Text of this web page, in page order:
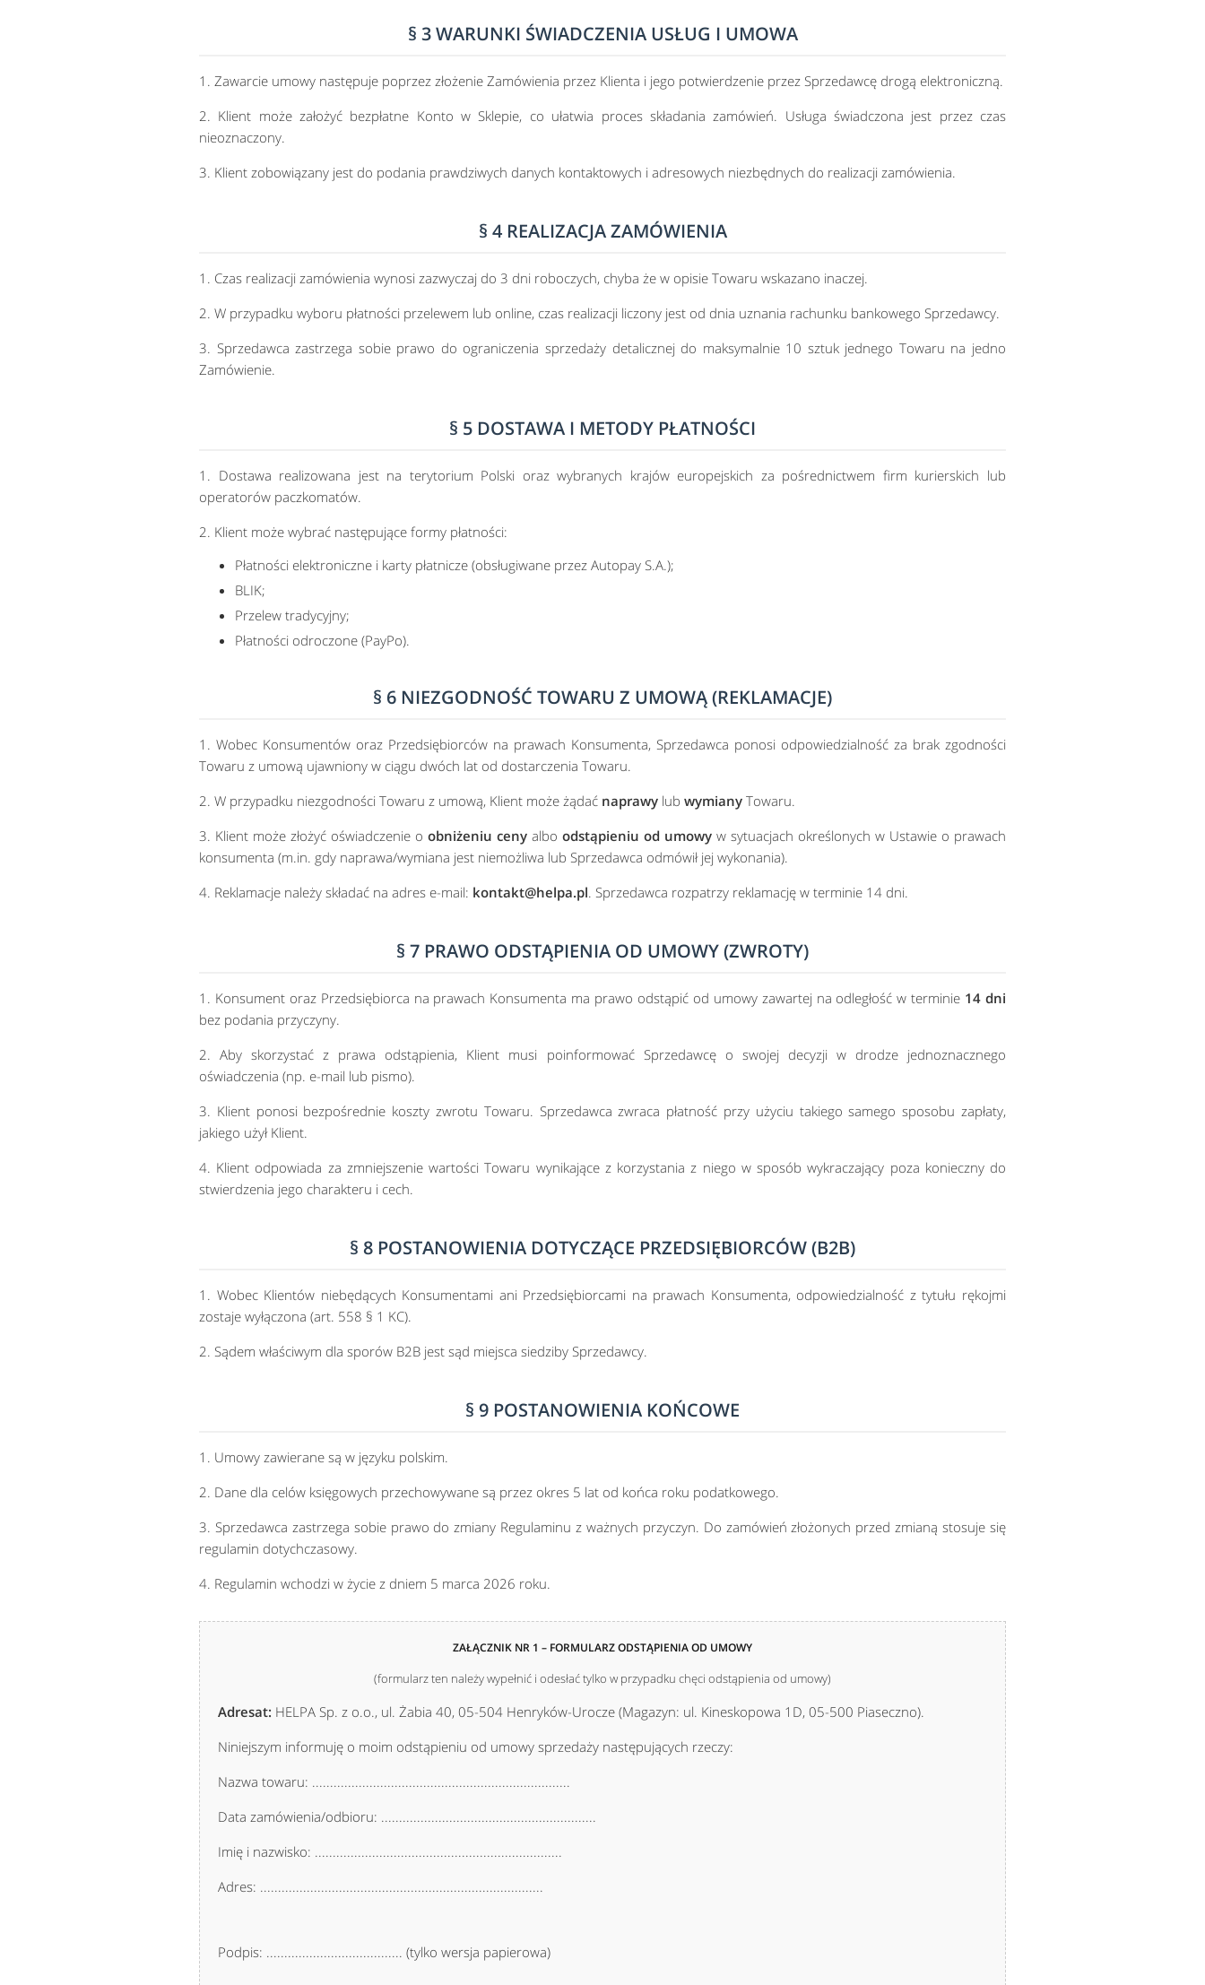
§ 3 WARUNKI ŚWIADCZENIA USŁUG I UMOWA
1. Zawarcie umowy następuje poprzez złożenie Zamówienia przez Klienta i jego potwierdzenie przez Sprzedawcę drogą elektroniczną.
2. Klient może założyć bezpłatne Konto w Sklepie, co ułatwia proces składania zamówień. Usługa świadczona jest przez czas
nieoznaczony.
3. Klient zobowiązany jest do podania prawdziwych danych kontaktowych i adresowych niezbędnych do realizacji zamówienia.
§ 4 REALIZACJA ZAMÓWIENIA
1. Czas realizacji zamówienia wynosi zazwyczaj do 3 dni roboczych, chyba że w opisie Towaru wskazano inaczej.
2. W przypadku wyboru płatności przelewem lub online, czas realizacji liczony jest od dnia uznania rachunku bankowego Sprzedawcy.
3. Sprzedawca zastrzega sobie prawo do ograniczenia sprzedaży detalicznej do maksymalnie 10 sztuk jednego Towaru na jedno
Zamówienie.
§ 5 DOSTAWA I METODY PŁATNOŚCI
1. Dostawa realizowana jest na terytorium Polski oraz wybranych krajów europejskich za pośrednictwem firm kurierskich lub
operatorów paczkomatów.
2. Klient może wybrać następujące formy płatności:
Płatności elektroniczne i karty płatnicze (obsługiwane przez Autopay S.A.);
BLIK;
Przelew tradycyjny;
Płatności odroczone (PayPo).
§ 6 NIEZGODNOŚĆ TOWARU Z UMOWĄ (REKLAMACJE)
1. Wobec Konsumentów oraz Przedsiębiorców na prawach Konsumenta, Sprzedawca ponosi odpowiedzialność za brak zgodności
Towaru z umową ujawniony w ciągu dwóch lat od dostarczenia Towaru.
2. W przypadku niezgodności Towaru z umową, Klient może żądać naprawy lub wymiany Towaru.
3. Klient może złożyć oświadczenie o obniżeniu ceny albo odstąpieniu od umowy w sytuacjach określonych w Ustawie o prawach
konsumenta (m.in. gdy naprawa/wymiana jest niemożliwa lub Sprzedawca odmówił jej wykonania).
4. Reklamacje należy składać na adres e-mail: kontakt@helpa.pl. Sprzedawca rozpatrzy reklamację w terminie 14 dni.
§ 7 PRAWO ODSTĄPIENIA OD UMOWY (ZWROTY)
1. Konsument oraz Przedsiębiorca na prawach Konsumenta ma prawo odstąpić od umowy zawartej na odległość w terminie 14 dni
bez podania przyczyny.
2. Aby skorzystać z prawa odstąpienia, Klient musi poinformować Sprzedawcę o swojej decyzji w drodze jednoznacznego
oświadczenia (np. e-mail lub pismo).
3. Klient ponosi bezpośrednie koszty zwrotu Towaru. Sprzedawca zwraca płatność przy użyciu takiego samego sposobu zapłaty,
jakiego użył Klient.
4. Klient odpowiada za zmniejszenie wartości Towaru wynikające z korzystania z niego w sposób wykraczający poza konieczny do
stwierdzenia jego charakteru i cech.
§ 8 POSTANOWIENIA DOTYCZĄCE PRZEDSIĘBIORCÓW (B2B)
1. Wobec Klientów niebędących Konsumentami ani Przedsiębiorcami na prawach Konsumenta, odpowiedzialność z tytułu rękojmi
zostaje wyłączona (art. 558 § 1 KC).
2. Sądem właściwym dla sporów B2B jest sąd miejsca siedziby Sprzedawcy.
§ 9 POSTANOWIENIA KOŃCOWE
1. Umowy zawierane są w języku polskim.
2. Dane dla celów księgowych przechowywane są przez okres 5 lat od końca roku podatkowego.
3. Sprzedawca zastrzega sobie prawo do zmiany Regulaminu z ważnych przyczyn. Do zamówień złożonych przed zmianą stosuje się
regulamin dotychczasowy.
4. Regulamin wchodzi w życie z dniem 5 marca 2026 roku.
ZAŁĄCZNIK NR 1 – FORMULARZ ODSTĄPIENIA OD UMOWY
(formularz ten należy wypełnić i odesłać tylko w przypadku chęci odstąpienia od umowy)
Adresat: HELPA Sp. z o.o., ul. Żabia 40, 05-504 Henryków-Urocze (Magazyn: ul. Kineskopowa 1D, 05-500 Piaseczno).
Niniejszym informuję o moim odstąpieniu od umowy sprzedaży następujących rzeczy:
Nazwa towaru: ........................................................................
Data zamówienia/odbioru: ............................................................
Imię i nazwisko: .....................................................................
Adres: ...............................................................................
Podpis: ...................................... (tylko wersja papierowa)